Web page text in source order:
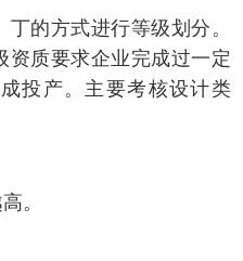
的方式进行等级划分。
资质要求企业完成过一定
投产。主要考核设计类
。